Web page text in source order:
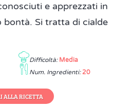
e apprezzati in
Si tratta di cialde
Difficoltà: Media
Num. Ingredienti: 20
ALLA RICETTA